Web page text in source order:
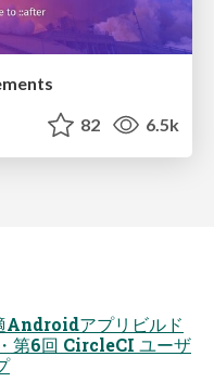
82 6.5k
アプリビルド
第6回 CircleCI ユーザ